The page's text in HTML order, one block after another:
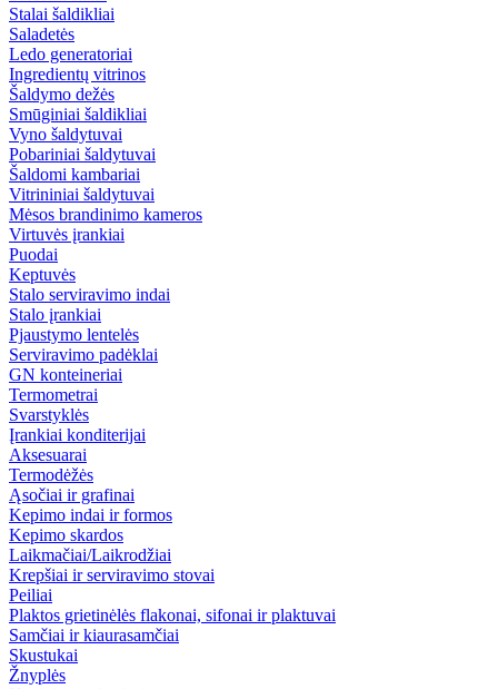
Stalai šaldikliai
Saladetės
Ledo generatoriai
Ingredientų vitrinos
Šaldymo dežės
Smūginiai šaldikliai
Vyno šaldytuvai
Pobariniai šaldytuvai
Šaldomi kambariai
Vitrininiai šaldytuvai
Mėsos brandinimo kameros
Virtuvės įrankiai
Puodai
Keptuvės
Stalo serviravimo indai
Stalo įrankiai
Pjaustymo lentelės
Serviravimo padėklai
GN konteineriai
Termometrai
Svarstyklės
Įrankiai konditerijai
Aksesuarai
Termodėžės
Ąsočiai ir grafinai
Kepimo indai ir formos
Kepimo skardos
Laikmačiai/Laikrodžiai
Krepšiai ir serviravimo stovai
Peiliai
Plaktos grietinėlės flakonai, sifonai ir plaktuvai
Samčiai ir kiaurasamčiai
Skustukai
Žnyplės